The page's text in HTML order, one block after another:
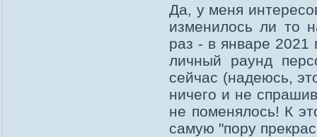
Да, у меня
изменилось ли то
раз - в январе 2021
личный раунд
сейчас (надеюсь,
ничего и не
не поменялось! К
самую "пору